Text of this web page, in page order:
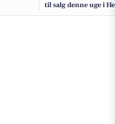
til salg denne uge i
her.